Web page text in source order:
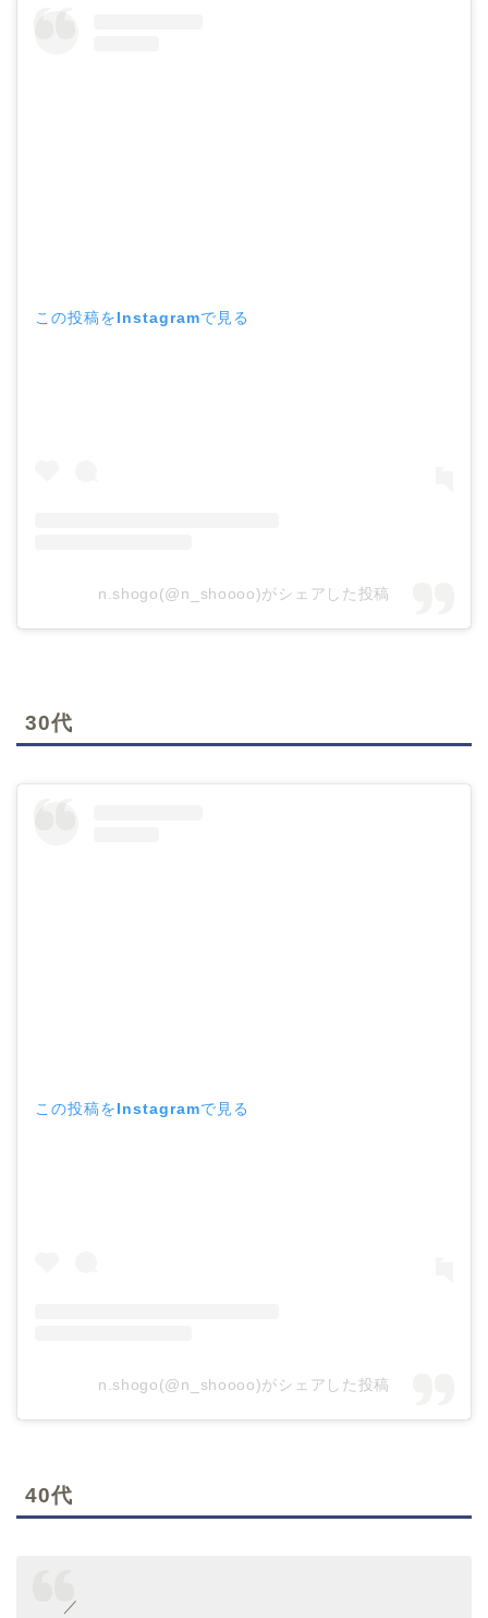
この投稿をInstagramで見る
n.shogo(@n_shoooo)がシェアした投稿
30代
この投稿をInstagramで見る
n.shogo(@n_shoooo)がシェアした投稿
40代
／